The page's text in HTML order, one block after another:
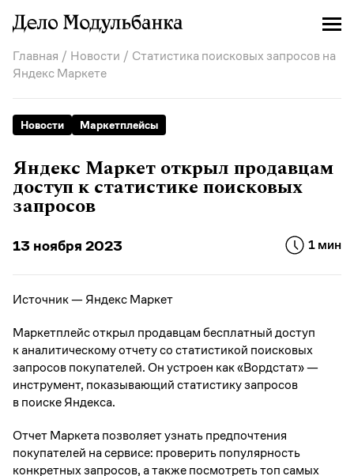
Главная / Новости / Статистика поисковых запросов на
Яндекс Маркете
Новости Маркетплейсы
Яндекс Маркет открыл продавцам
доступ к статистике поисковых
запросов
13 ноября 2023 1 мин
Источник — Яндекс Маркет
Маркетплейс открыл продавцам бесплатный доступ
к аналитическому отчету со статистикой поисковых
запросов покупателей. Он устроен как «Вордстат» —
инструмент, показывающий статистику запросов
в поиске Яндекса.
Отчет Маркета позволяет узнать предпочтения
покупателей на сервисе: проверить популярность
конкретных запросов, а также посмотреть топ самых